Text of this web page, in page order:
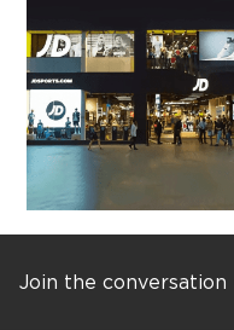
Join the conversation